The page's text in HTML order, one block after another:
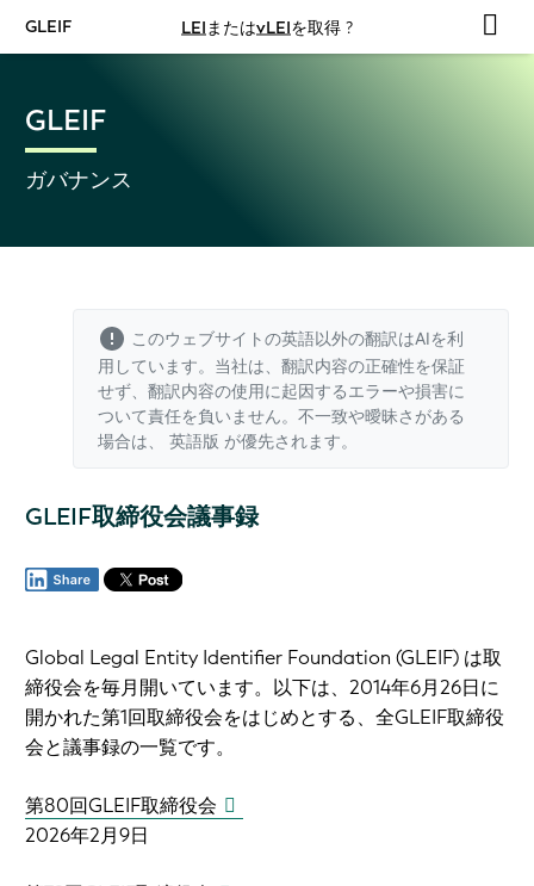
GLEIF LEIまたはvLEIを取得 ?
GLEIF
ガバナンス
このウェブサイトの英語以外の翻訳はAIを利
用しています。当社は、翻訳内容の正確性を保証
せず、翻訳内容の使用に起因するエラーや損害に
ついて責任を負いません。不一致や曖昧さがある
場合は、 英語版 が優先されます。
GLEIF取締役会議事録
Global Legal Entity Identifier Foundation (GLEIF) は取
締役会を毎月開いています。以下は、2014年6月26日に
開かれた第1回取締役会をはじめとする、全GLEIF取締役
会と議事録の一覧です。
第80回GLEIF取締役会
2026年2月9日